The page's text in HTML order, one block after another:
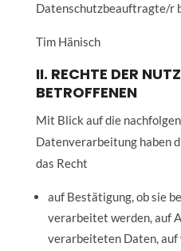
Datenschutzbeauftragte/r
Tim Hänisch
II. RECHTE DER
BETROFFENEN
Mit Blick auf die
Datenverarbeitung haben
das Recht
auf Bestätigung, ob sie
verarbeitet werden, auf
verarbeiteten Daten,